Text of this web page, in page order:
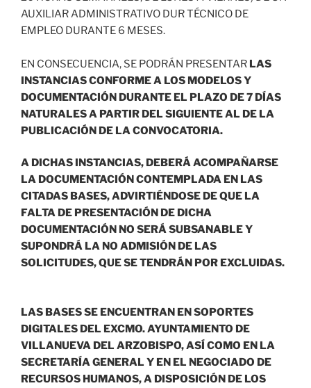
AUXILIAR ADMINISTRATIVO DUR TÉCNICO DE
EMPLEO DURANTE 6 MESES.
EN CONSECUENCIA, SE PODRÁN PRESENTAR LAS
INSTANCIAS CONFORME A LOS MODELOS Y
DOCUMENTACIÓN DURANTE EL PLAZO DE 7 DÍAS
NATURALES A PARTIR DEL SIGUIENTE AL DE LA
PUBLICACIÓN DE LA CONVOCATORIA.
A DICHAS INSTANCIAS, DEBERÁ ACOMPAÑARSE
LA DOCUMENTACIÓN CONTEMPLADA EN LAS
CITADAS BASES, ADVIRTIÉNDOSE DE QUE LA
FALTA DE PRESENTACIÓN DE DICHA
DOCUMENTACIÓN NO SERÁ SUBSANABLE Y
SUPONDRÁ LA NO ADMISIÓN DE LAS
SOLICITUDES, QUE SE TENDRÁN POR EXCLUIDAS.
LAS BASES SE ENCUENTRAN EN SOPORTES
DIGITALES DEL EXCMO. AYUNTAMIENTO DE
VILLANUEVA DEL ARZOBISPO, ASÍ COMO EN LA
SECRETARÍA GENERAL Y EN EL NEGOCIADO DE
RECURSOS HUMANOS, A DISPOSICIÓN DE LOS